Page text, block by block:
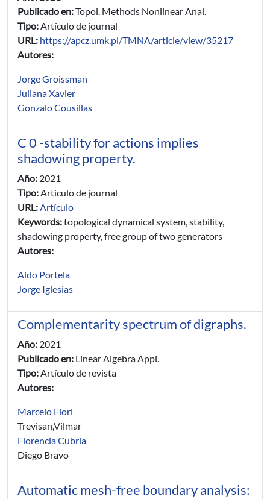
Publicado en:Topol. Methods Nonlinear Anal.
Tipo:Artículo de journal
URL: https://apcz.umk.pl/TMNA/article/view/35217
Autores:
Jorge Groissman
Juliana Xavier
Gonzalo Cousillas
C 0 -stability for actions implies
shadowing property.
Año: 2021
Tipo:Artículo de journal
URL:Artículo
Keywords:topological dynamical system, stability,
shadowing property, free group of two generators
Autores:
Aldo Portela
Jorge Iglesias
Complementarity spectrum of digraphs.
Año: 2021
Publicado en: Linear Algebra Appl.
Tipo:Artículo de revista
Autores:
Marcelo Fiori
Trevisan,Vilmar
Florencia Cubría
Diego Bravo
Automatic mesh-free boundary analysis: